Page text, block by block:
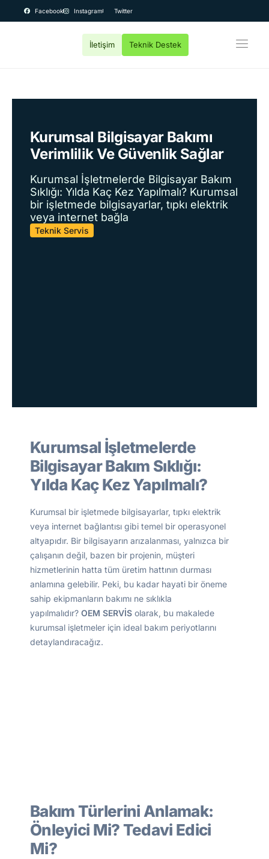
Facebook Instagram Twitter
OEM Bilgisayar
Fiyatlar
Destek
İletişim Teknik Destek
Kurumsal Bilgisayar Bakımı
Verimlilik Ve Güvenlik Sağlar
Kurumsal İşletmelerde Bilgisayar Bakım
Sıklığı: Yılda Kaç Kez Yapılmalı? Kurumsal
bir işletmede bilgisayarlar, tıpkı elektrik
veya internet bağla
Teknik Servis
Kurumsal İşletmelerde
Bilgisayar Bakım Sıklığı:
Yılda Kaç Kez Yapılmalı?
Kurumsal bir işletmede bilgisayarlar, tıpkı elektrik
veya internet bağlantısı gibi temel bir operasyonel
altyapıdır. Bir bilgisayarın arızalanması, yalnızca bir
çalışanın değil, bazen bir projenin, müşteri
hizmetlerinin hatta tüm üretim hattının durması
anlamına gelebilir. Peki, bu kadar hayati bir öneme
sahip ekipmanların bakımı ne sıklıkla
yapılmalıdır? OEM SERVİS olarak, bu makalede
kurumsal işletmeler için ideal bakım periyotlarını
detaylandıracağız.
Bakım Türlerini Anlamak:
Önleyici Mi? Tedavi Edici
Mi?